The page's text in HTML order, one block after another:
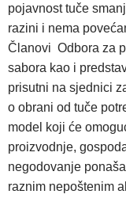
pojavnost tuče
razini i nema
Članovi Odbora za
sabora kao i
prisutni na sjednici
o obrani od tuče
model koji će
proizvodnje,
negodovanje
raznim nepoštenim